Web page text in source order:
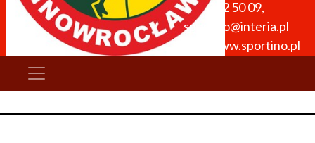
352 50 09,
sportino@interia.pl
http://www.sportino.pl